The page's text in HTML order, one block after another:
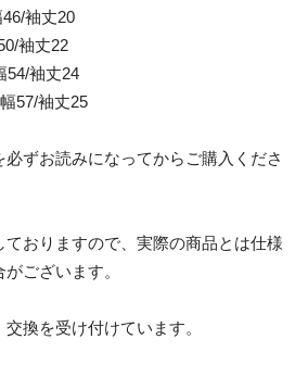
袖丈20
袖丈22
54/袖丈24
57/袖丈25
必ずお読みになってからご購入くださ
おりますので、実際の商品とは仕様
ございます。
換を受け付けています。